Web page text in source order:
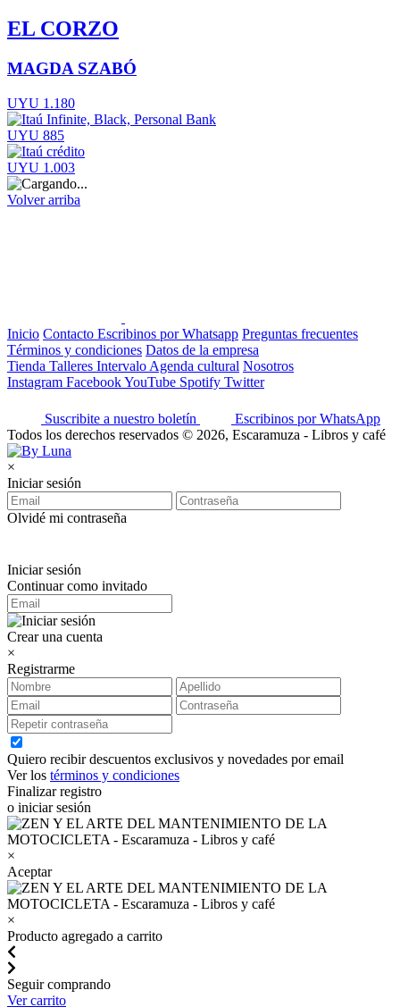
EL CORZO
MAGDA SZABÓ
UYU 1.180
UYU 885
UYU 1.003
Volver arriba
Inicio Contacto Escribinos por Whatsapp Preguntas frecuentes
Términos y condiciones Datos de la empresa
Tienda Talleres Intervalo Agenda cultural Nosotros
Instagram FacebookYouTube Spotify Twitter
Suscribite a nuestro boletín
Escribinos por WhatsApp
Todos los derechos reservados © 2026, Escaramuza - Libros y café
×
Iniciar sesión
Olvidé mi contraseña
Iniciar sesión
Continuar como invitado
Crear una cuenta
×
Registrarme
Quiero recibir descuentos exclusivos y novedades por email
Ver los términos y condiciones
Finalizar registro
o iniciar sesión
×
Aceptar
×
Producto agregado a carrito
Seguir comprando
Ver carrito